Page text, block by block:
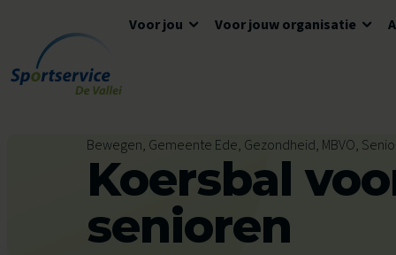
Ga naar de inhoud
Voor jou
Openingstijden
Tickets en reserveren
Tarieven
Voor jouw organisatie
Lokaal Sportakkoord
Meedoen
Algemene voorwaarden
Tarieven
Veelgestelde vragen
Bewegen, Gemeente Ede, Gezondheid, MBVO,
Koersbal
senioren